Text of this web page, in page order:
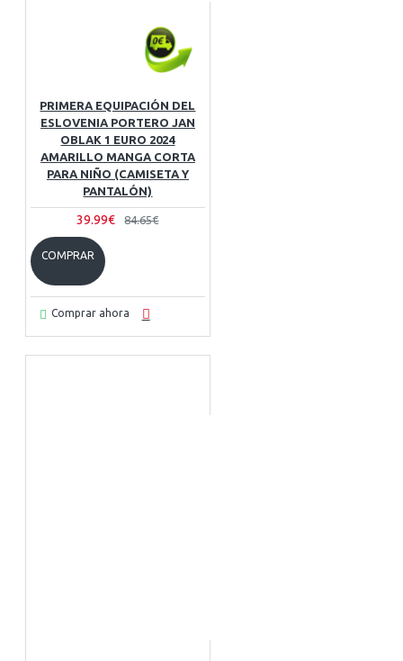
PRIMERA EQUIPACIÓN DEL
ESLOVENIA PORTERO JAN
OBLAK 1 EURO 2024
AMARILLO MANGA CORTA
PARA NIÑO (CAMISETA Y
PANTALÓN)
39.99€ 84.65€
COMPRAR
Comprar ahora